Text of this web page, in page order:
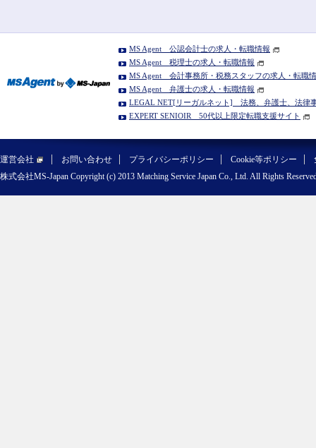
MS Agent 公認会計士の求人・転職情報
MS Agent 税理士の求人・転職情報
MS Agent 会計事務所・税務スタッフの求人・転職
MS Agent 弁護士の求人・転職情報
LEGAL NET[リーガルネット] 法務、弁護士、法律
EXPERT SENIOIR 50代以上限定転職支援サイト
運営会社 お問い合わせ プライバシーポリシー Cookie等ポリシー
株式会社MS-Japan Copyright (c) 2013 Matching Service Japan Co., Ltd. All Rights